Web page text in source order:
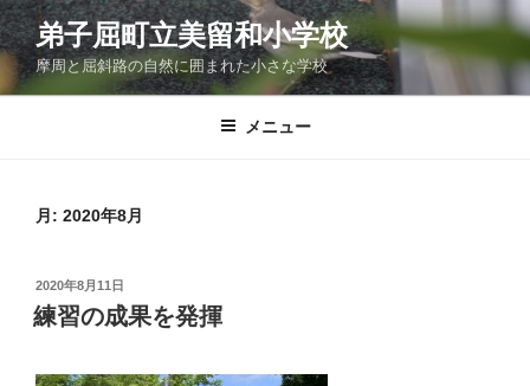
コ
ン
ン
弟子屈町立美留和小学校
摩周と屈斜路の自然に囲まれた小さな学校
メニュー
月: 2020年8月
投
稿
日:
2020年8月11日
練習の成果を発揮